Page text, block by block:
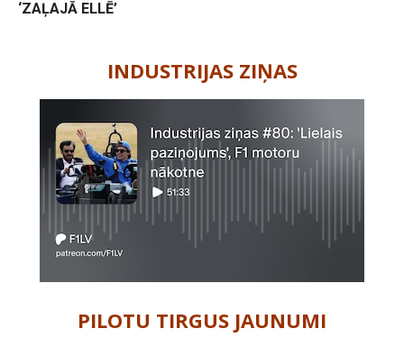
‘ZAĻAJĀ ELLĒ’
INDUSTRIJAS ZIŅAS
PILOTU TIRGUS JAUNUMI